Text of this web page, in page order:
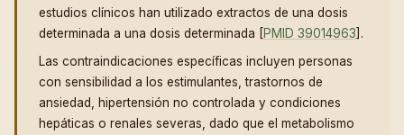
estudios clínicos han utilizado extractos de una dosis
determinada a una dosis determinada [PMID 39014963].
Las contraindicaciones específicas incluyen personas
con sensibilidad a los estimulantes, trastornos de
ansiedad, hipertensión no controlada y condiciones
hepáticas o renales severas, dado que el metabolismo